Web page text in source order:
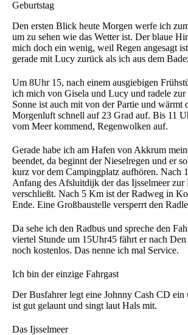
Geburtstag
Den ersten Blick heute Morgen werfe ich
um zu sehen wie das Wetter ist. Der blaue
mich doch ein wenig, weil Regen angesagt
gerade mit Lucy zurück als ich aus dem
Um 8Uhr 15, nach einem ausgiebigen
ich mich von Gisela und Lucy und radele zur
Sonne ist auch mit von der Partie und wärmt
Morgenluft schnell auf 23 Grad auf. Bis 11
vom Meer kommend, Regenwolken auf.
Gerade habe ich am Hafen von Akkrum
beendet, da beginnt der Nieselregen und er
kurz vor dem Campingplatz aufhören. Nach
Anfang des Afsluitdijk der das Ijsselmeer zur
verschließt. Nach 5 Km ist der Radweg in
Ende. Eine Großbaustelle versperrt den
Da sehe ich den Radbus und spreche den
viertel Stunde um 15Uhr45 fährt er nach Den
noch kostenlos. Das nenne ich mal Service.
Ich bin der einzige Fahrgast
Der Busfahrer legt eine Johnny Cash CD ein
ist gut gelaunt und singt laut Hals mit.
Das Ijsselmeer